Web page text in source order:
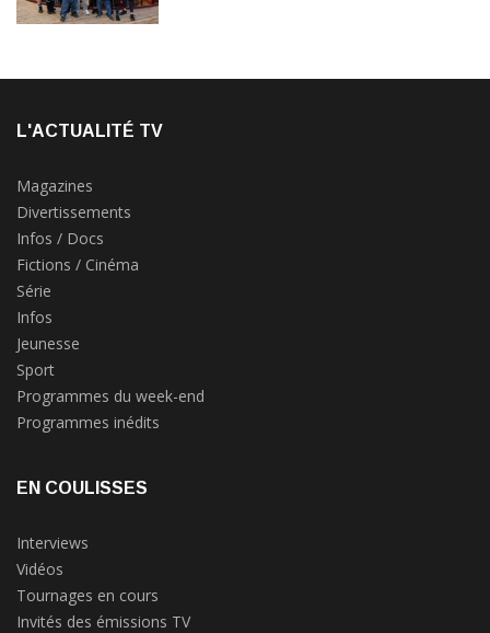
L'ACTUALITÉ TV
Magazines
Divertissements
Infos / Docs
Fictions / Cinéma
Série
Infos
Jeunesse
Sport
Programmes du week-end
Programmes inédits
EN COULISSES
Interviews
Vidéos
Tournages en cours
Invités des émissions TV